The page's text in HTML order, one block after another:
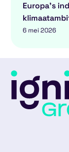
Europa’s
6 mei 2026